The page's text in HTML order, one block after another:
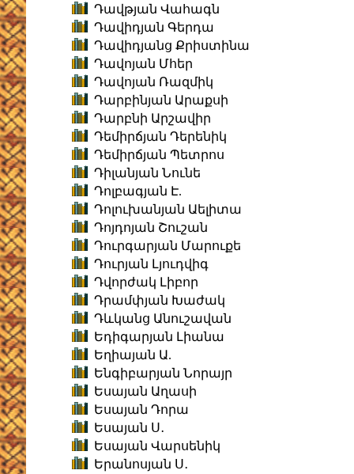
Դավթյան Վահագն
Դավիդյան Գերդա
Դավիդյանց Քրիստինա
Դավոյան Մհեր
Դավոյան Ռազմիկ
Դարբինյան Արաքսի
Դարբնի Արշավիր
Դեմիրճյան Դերենիկ
Դեմիրճյան Պետրոս
Դիլանյան Նունե
Դոլբագյան Է.
Դոլուխանյան Աելիտա
Դոյդոյան Շուշան
Դուրգարյան Մարուքե
Դուրյան Լյուդվիգ
Դվորժակ Լիբոր
Դրամփյան Խաժակ
Դևկանց Անուշավան
Եդիգարյան Լիանա
Եղիայան Ա.
Ենգիբարյան Նորայր
Եսայան Աղասի
Եսայան Դորա
Եսայան Ս․
Եսայան Վարսենիկ
Երանոսյան Ս․